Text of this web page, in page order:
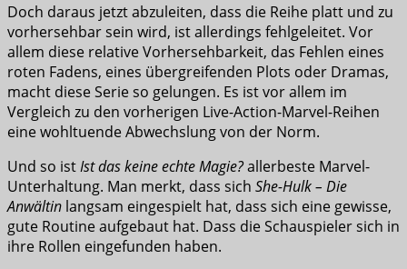
Doch daraus jetzt abzuleiten, dass die Reihe platt und zu
vorhersehbar sein wird, ist allerdings fehlgeleitet. Vor
allem diese relative Vorhersehbarkeit, das Fehlen eines
roten Fadens, eines übergreifenden Plots oder Dramas,
macht diese Serie so gelungen. Es ist vor allem im
Vergleich zu den vorherigen Live-Action-Marvel-Reihen
eine wohltuende Abwechslung von der Norm.
Und so istIst das keine echte Magie?allerbeste Marvel-
Unterhaltung. Man merkt, dass sich She-Hulk – Die
Anwältin langsam eingespielt hat, dass sich eine gewisse,
gute Routine aufgebaut hat. Dass die Schauspieler sich in
ihre Rollen eingefunden haben.